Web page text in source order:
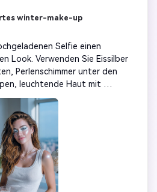
winter-make-up
Selfie einen
Look. Verwenden Sie Eissilber
Perlenschimmer unter den
leuchtende Haut mit
Wangen und Nase. Fügen Sie
um das Gesicht hinzu. Eisige